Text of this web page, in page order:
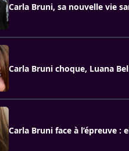
Carla Bruni, sa nouvelle vie
Carla Bruni choque, Luana
Carla Bruni face à l’épreuve :